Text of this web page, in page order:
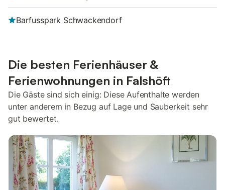
Barfusspark Schwackendorf
Die besten Ferienhäuser &
Ferienwohnungen in Falshöft
Die Gäste sind sich einig: Diese Aufenthalte werden
unter anderem in Bezug auf Lage und Sauberkeit sehr
gut bewertet.